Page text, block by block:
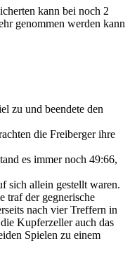
kann bei noch 2
zu und beendete den
die Freiberger ihre
es immer noch 49:66,
sich allein gestellt waren.
traf der gegnerische
nach vier Treffern in
Kupferzeller auch das